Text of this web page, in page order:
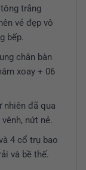
trắng
vẻ đẹp vô
bếp.
chân bàn
xoay + 06
nhiên đã qua
nứt nẻ.
4 cổ trụ bao
và bề thế.